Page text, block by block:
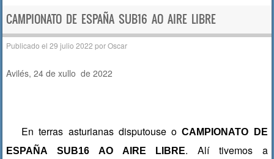
b
o
k
A
p
ar
tir
CAMPIONATO DE ESPAÑA SUB16 AO AIRE LIBRE
Publicado el29 julio 2022 porOscar
Avilés, 24 de xullo de 2022
En terras asturianas disputouse oCAMPIONATO DE
ESPAÑA SUB16 AO AIRE LIBRE. Alí tivemos a